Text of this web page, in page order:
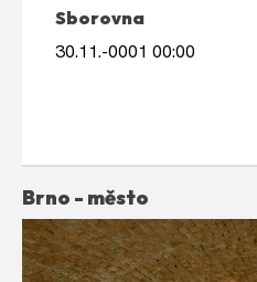
Sborovna
30.11.-0001 00:00
Brno - město